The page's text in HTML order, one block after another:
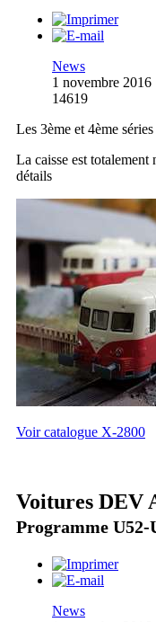
News
1 novembre 2016
14619
Les 3ème et 4ème
La caisse est
détails
Voir catalogue X-2800
Voitures DEV
Programme U52-
News